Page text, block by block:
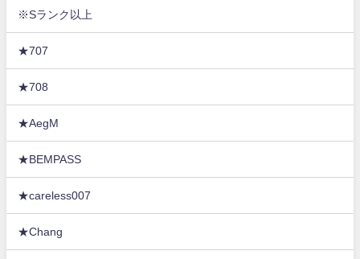
※Sランク以上
★707
★708
★AegM
★BEMPASS
★careless007
★Chang